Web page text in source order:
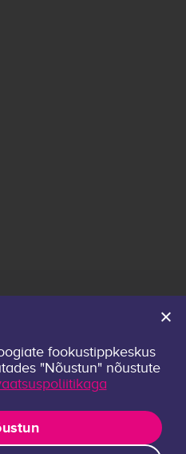
fookustippkeskus
"Nõustun" nõustute